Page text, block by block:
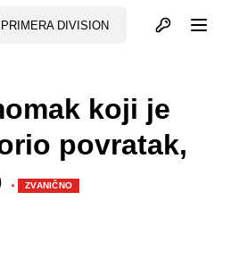
PRIMERA DIVISION Otvori profil
koji je
povratak,
· ZVANIČNO